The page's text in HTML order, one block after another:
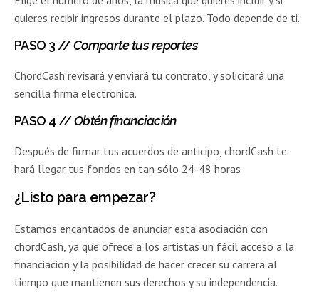
quieres recibir ingresos durante el plazo. Todo depende de ti.
PASO 3//Comparte tus reportes
ChordCash revisará y enviará tu contrato, y solicitará una
sencilla firma electrónica.
PASO 4//Obtén financiación
Después de firmar tus acuerdos de anticipo, chordCash te
hará llegar tus fondos en tan sólo 24-48 horas
¿Listo para empezar?
Estamos encantados de anunciar esta asociación con
chordCash, ya que ofrece a los artistas un fácil acceso a la
financiación y la posibilidad de hacer crecer su carrera al
tiempo que mantienen sus derechos y su independencia.